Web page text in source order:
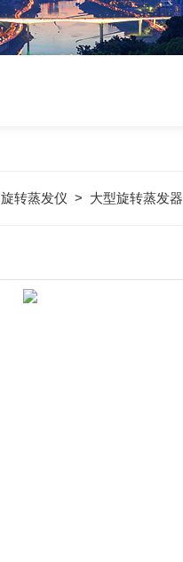
旋转蒸发仪 > 大型旋转蒸发器